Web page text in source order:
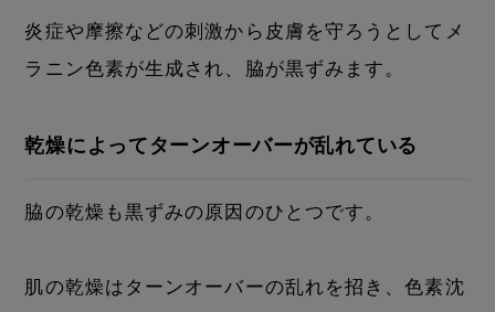
炎症や摩擦などの刺激から皮膚を守ろうとしてメ
ラニン色素が生成され、脇が黒ずみます。
乾燥によってターンオーバーが乱れている
脇の乾燥も黒ずみの原因のひとつです。
肌の乾燥はターンオーバーの乱れを招き、色素沈